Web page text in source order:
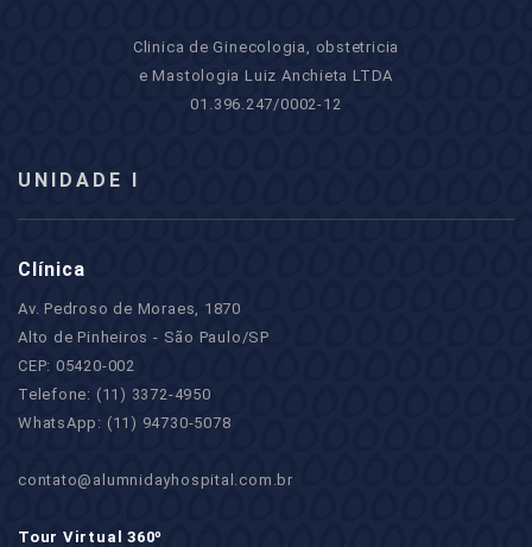
Clinica de Ginecologia, obstetricia
e Mastologia Luiz Anchieta LTDA
01.396.247/0002-12
UNIDADE I
Clínica
Av. Pedroso de Moraes, 1870
Alto de Pinheiros - São Paulo/SP
CEP: 05420-002
Telefone: (11) 3372-4950
WhatsApp: (11) 94730-5078
contato@alumnidayhospital.com.br
Tour Virtual 360º